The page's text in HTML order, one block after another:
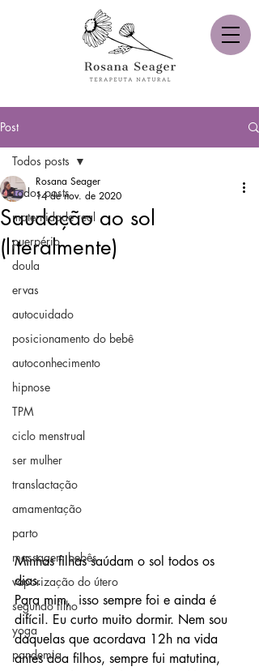
Post
Todos posts
maternidade real
puerpério
doula
ervas
autocuidado
posicionamento do bebê
autoconhecimento
hipnose
TPM
ciclo menstrual
ser mulher
translactação
amamentação
parto
massagem bebês
vaporização do útero
segundo filho
yoga
pandemia
Todos posts
Saudação ao sol
(literalmente)
Rosana Seager
14 de nov. de 2020
Minhas filhas saúdam o sol todos os
dias.
Para mim,  isso sempre foi e ainda é
difícil. Eu curto muito dormir. Nem sou
daquelas que acordava 12h na vida
antes doa filhos, sempre fui matutina,